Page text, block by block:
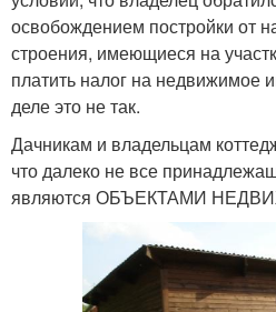
освобождением постройки от
строения, имеющиеся на
платить налог на недвижимое
деле это не так.
Дачникам и владельцам
что далеко не все
являются ОБЪЕКТАМИ